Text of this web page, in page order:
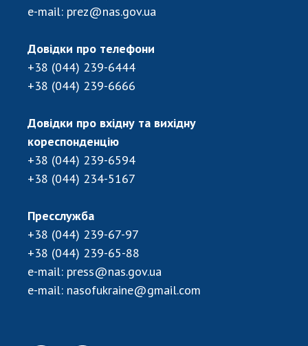
Відкрита наука в НАН України
Підготовка наукових кадрів
Робота з молоддю
МІЖНАРОДНЕ СПІВРОБІТНИЦТВО
Членство в міжнародних організаціях
Міжнародні угоди
Міжнародні програми та конкурси
Нормативні акти НАН України
Державний бюджет НАН України
Вибори до складу НАН України
Бланки документів
e-mail: prez@nas.gov.ua
Довідки про телефони
+38 (044) 239-6444
+38 (044) 239-6666
Довідки про вхідну та вихідну
кореспонденцію
+38 (044) 239-6594
+38 (044) 234-5167
Пресслужба
+38 (044) 239-67-97
+38 (044) 239-65-88
e-mail: press@nas.gov.ua
e-mail: nasofukraine@gmail.com